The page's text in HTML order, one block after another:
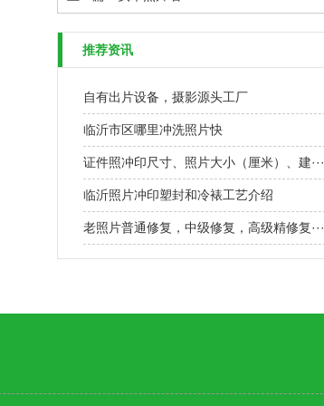
推荐资讯
自有出片设备，摄影源头工厂
临沂市区哪里冲洗照片快
证件照冲印尺寸、照片大小（厘米）、建···
临沂照片冲印塑封和冷裱工艺介绍
老照片普通修复，中级修复，高级精修复···